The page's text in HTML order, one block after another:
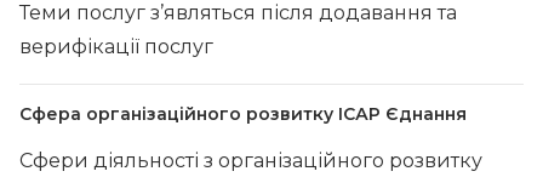
Теми послуг з’являться після додавання та
верифікації послуг
Сфера організаційного розвитку ІСАР Єднання
Сфери діяльності з організаційного розвитку